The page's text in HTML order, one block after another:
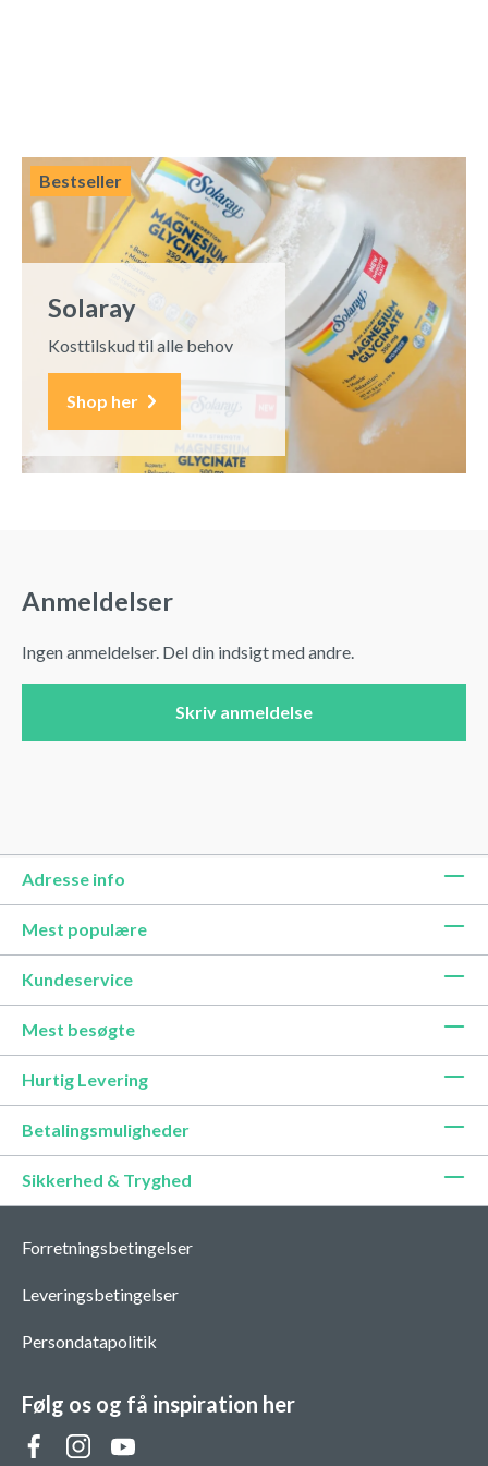
Bestseller
Solaray
Kosttilskud til alle behov
Shop her
Anmeldelser
Ingen anmeldelser. Del din indsigt med andre.
Skriv anmeldelse
Adresse info
Mest populære
Kundeservice
Mest besøgte
Hurtig Levering
Betalingsmuligheder
Sikkerhed & Tryghed
Forretningsbetingelser
Leveringsbetingelser
Persondatapolitik
Følg os og få inspiration her